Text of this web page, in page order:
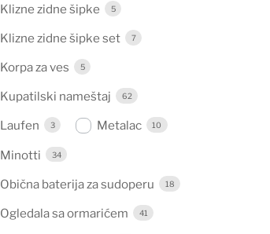
Klizne zidne šipke 5
Klizne zidne šipke set 7
Korpa za ves 5
Kupatilski nameštaj 62
Laufen 3 Metalac 10
Minotti 34
Obična baterija za sudoperu 18
Ogledala sa ormarićem 41